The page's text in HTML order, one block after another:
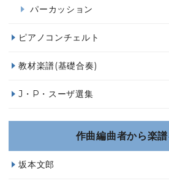
パーカッション
ピアノコンチェルト
教材楽譜(基礎合奏)
J・P・スーザ選集
作曲編曲者から楽
坂本文郎